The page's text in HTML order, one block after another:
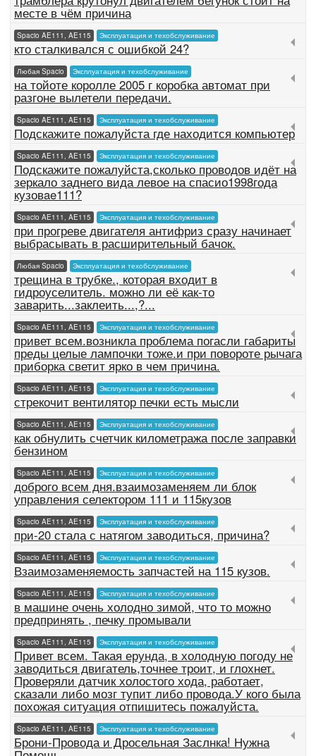
месте в чём причина
Spacio AE111, AE115 Эксплуатация и техобслуживание
кто сталкивался с ошибкой 24?
Любая Spacio Эксплуатация и техобслуживание
на тойоте королле 2005 г коробка автомат при
разгоне вылетели передачи.
Spacio AE111, AE115 Эксплуатация и техобслуживание
Подскажите пожалуйста где находится компьютер
Spacio AE111, AE115 Эксплуатация и техобслуживание
Подскажите пожалуйста,сколько проводов идёт на
зеркало заднего вида левое на спасио1998года
кузовae111?
Spacio AE111, AE115 Эксплуатация и техобслуживание
при прогреве двигателя антифриз сразу начинает
выбрасывать в расширительный бачок.
Любая Spacio Эксплуатация и техобслуживание
трещина в трубке., которая входит в
гидроуселитель. можно ли её как-то
заварить...заклеить...,?...
Spacio AE111, AE115 Эксплуатация и техобслуживание
привет всем.возникла проблема погасли габариты
преды целые лампочки тоже.и при повороте рычага
приборка светит ярко в чем причина.
Spacio AE111, AE115 Эксплуатация и техобслуживание
стрекочит вентилятор печки есть мысли
Spacio AE111, AE115 Эксплуатация и техобслуживание
как обнулить счетчик километража после заправки
бензином
Spacio AE111, AE115 Эксплуатация и техобслуживание
доброго всем дня.взаимозаменяем ли блок
управления селектором 111 и 115кузов
Spacio AE111, AE115 Эксплуатация и техобслуживание
при-20 стала с натягом заводиться, причина?
Spacio AE111, AE115 Эксплуатация и техобслуживание
Взаимозаменяемость запчастей на 115 кузов.
Spacio AE111, AE115 Эксплуатация и техобслуживание
в машине очень холодно зимой, что то можно
предпринять , печку промывали
Spacio AE111, AE115 Эксплуатация и техобслуживание
Привет всем. Такая ерунда, в холодную погоду не
заводиться двигатель,точнее троит, и глохнет.
Проверяли датчик холостого хода, работает,
сказали либо мозг тупит либо провода.У кого была
похожая ситуация отпишитесь пожалуйста.
Spacio AE111, AE115 Эксплуатация и техобслуживание
Брони-Провода и Дросельная Заслнка! Нужна